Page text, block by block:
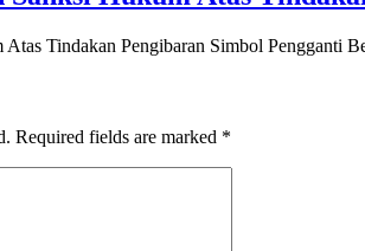
Tindakan Pengibaran Simbol Pengganti
Required fields are marked *